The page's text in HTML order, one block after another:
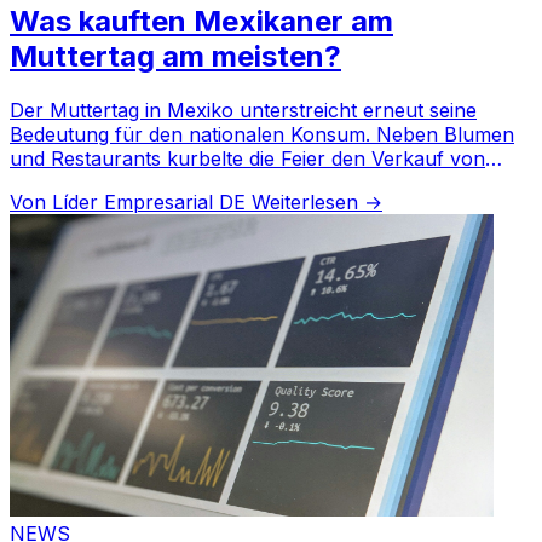
Was kauften Mexikaner am
Muttertag am meisten?
Der Muttertag in Mexiko unterstreicht erneut seine
Bedeutung für den nationalen Konsum. Neben Blumen
und Restaurants kurbelte die Feier den Verkauf von
Von Líder Empresarial DE Weiterlesen →
NEWS